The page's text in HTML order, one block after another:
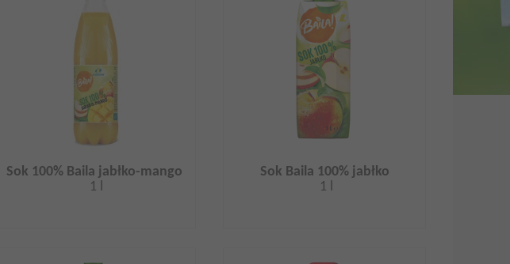
Sok 100% Baila jabłko-mango
1 l
Sok Baila 100% jabłko
1 l